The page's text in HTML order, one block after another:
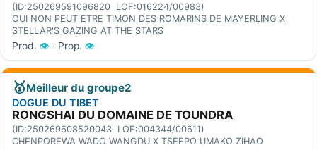
(ID:250269591096820 LOF:016224/00983)
OUI NON PEUT ETRE TIMON DES ROMARINS DE MAYERLING X
STELLAR'S GAZING AT THE STARS
Prod. 👁 · Prop. 👁
🥇Meilleur du groupe2
DOGUE DU TIBET
RONGSHAI DU DOMAINE DE TOUNDRA
(ID:250269608520043 LOF:004344/00611)
CHENPOREWA WADO WANGDU X TSEEPO UMAKO ZIHAO